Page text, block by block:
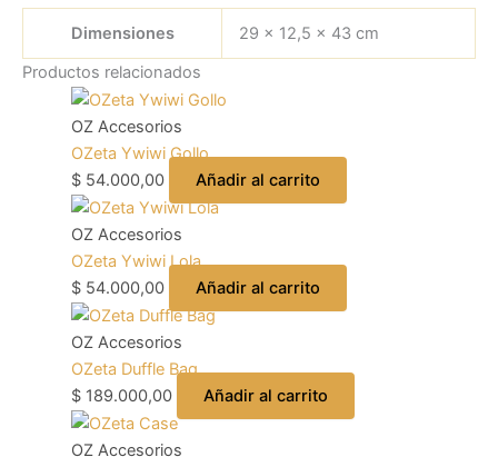
Dimensiones
29 × 12,5 × 43 cm
Productos relacionados
OZ Accesorios
OZeta Ywiwi Gollo
$54.000,00 Añadir al carrito
OZ Accesorios
OZeta Ywiwi Lola
$54.000,00 Añadir al carrito
OZ Accesorios
OZeta Duffle Bag
$189.000,00 Añadir al carrito
OZ Accesorios